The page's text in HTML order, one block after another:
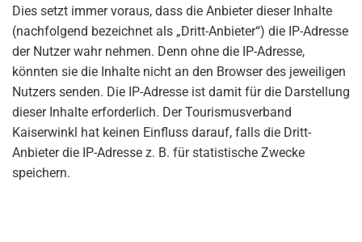
Dies setzt immer voraus, dass die Anbieter dieser Inhalte
(nachfolgend bezeichnet als „Dritt-Anbieter“) die IP-Adresse
der Nutzer wahr nehmen. Denn ohne die IP-Adresse,
könnten sie die Inhalte nicht an den Browser des jeweiligen
Nutzers senden. Die IP-Adresse ist damit für die Darstellung
dieser Inhalte erforderlich. Der Tourismusverband
Kaiserwinkl hat keinen Einfluss darauf, falls die Dritt-
Anbieter die IP-Adresse z. B. für statistische Zwecke
speichern.